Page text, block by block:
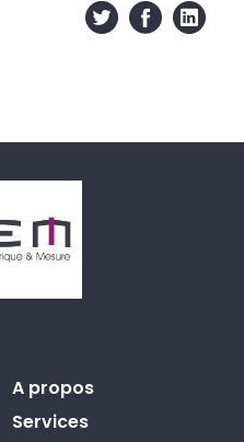
A propos
Services